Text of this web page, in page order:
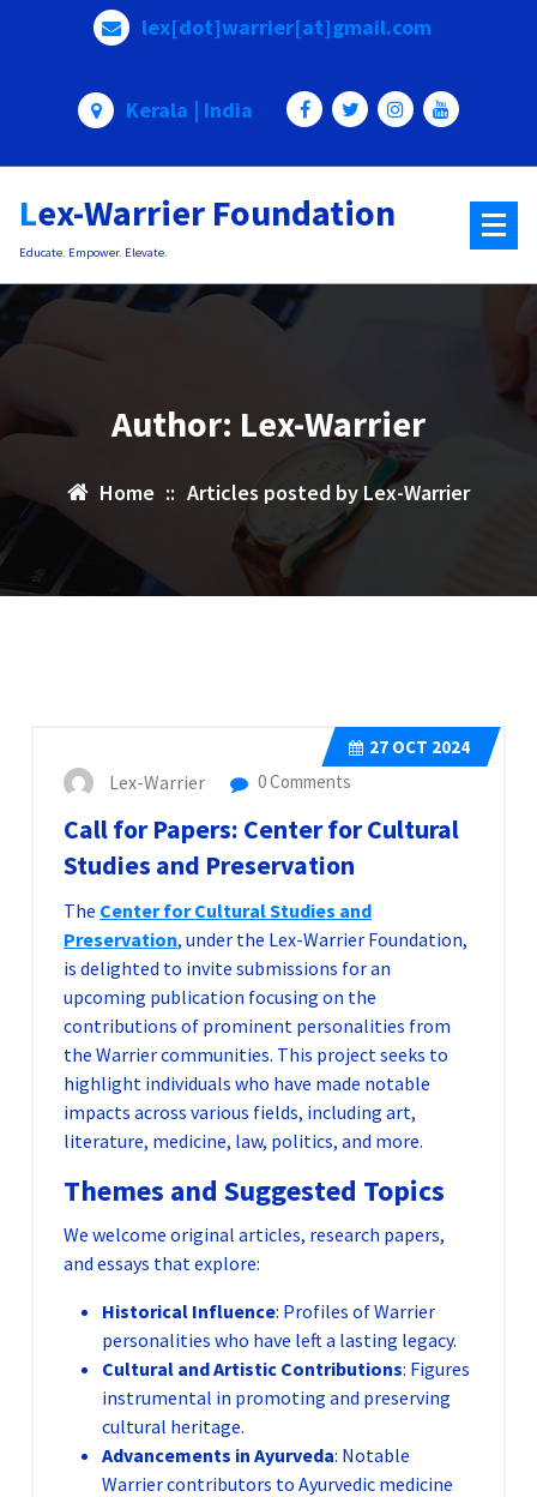
lex[dot]warrier[at]gmail.com
Kerala | India
Lex-Warrier Foundation
Educate. Empower. Elevate.
Author: Lex-Warrier
Home :: Articles posted by Lex-Warrier
27 OCT 2024
Lex-Warrier 0 Comments
Call for Papers: Center for Cultural
Studies and Preservation
The Center for Cultural Studies and
Preservation, under the Lex-Warrier Foundation,
is delighted to invite submissions for an
upcoming publication focusing on the
contributions of prominent personalities from
the Warrier communities. This project seeks to
highlight individuals who have made notable
impacts across various fields, including art,
literature, medicine, law, politics, and more.
Themes and Suggested Topics
We welcome original articles, research papers,
and essays that explore:
Historical Influence: Profiles of Warrier
personalities who have left a lasting legacy.
Cultural and Artistic Contributions: Figures
instrumental in promoting and preserving
cultural heritage.
Advancements in Ayurveda: Notable
Warrier contributors to Ayurvedic medicine